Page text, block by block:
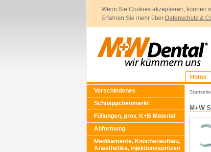
Wenn Sie Cookies akzeptieren, können
Erfahren Sie mehr über Datenschutz &
Home
Verschiedenes
Schnäppchenmarkt
Füllungen, prov. K+B Material
Abformung
Medikamente, Knochenaufbau,
Anästhetika, Injektionsspritzen
Startseite
M+W